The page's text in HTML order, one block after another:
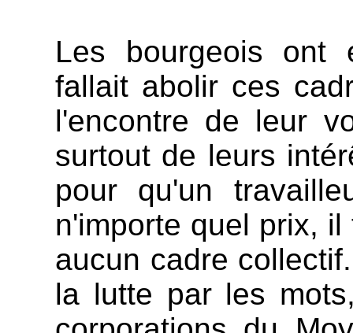
Les bourgeois ont
fallait abolir ces
l'encontre de leur
surtout de leurs
pour qu'un
n'importe quel prix,
aucun cadre
la lutte par les